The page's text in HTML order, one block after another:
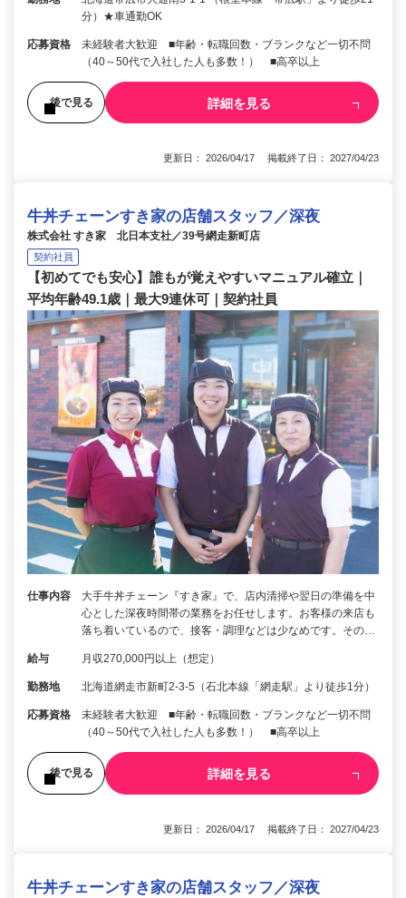
分）★車通勤OK
応募資格
未経験者大歓迎 ■年齢・転職回数・ブランクなど一切不問
（40～50代で入社した人も多数！） ■高卒以上
後で見る 詳細を見る
更新日： 2026/04/17 掲載終了日： 2027/04/23
牛丼チェーンすき家の店舗スタッフ／深夜
株式会社 すき家 北日本支社／39号網走新町店
契約社員
【初めてでも安心】誰もが覚えやすいマニュアル確立｜
平均年齢49.1歳｜最大9連休可｜契約社員
仕事内容
大手牛丼チェーン『すき家』で、店内清掃や翌日の準備を中
心とした深夜時間帯の業務をお任せします。お客様の来店も
落ち着いているので、接客・調理などは少なめです。その…
給与 月収270,000円以上（想定）
勤務地 北海道網走市新町2-3-5（石北本線「網走駅」より徒歩1分）
応募資格
未経験者大歓迎 ■年齢・転職回数・ブランクなど一切不問
（40～50代で入社した人も多数！） ■高卒以上
後で見る 詳細を見る
更新日： 2026/04/17 掲載終了日： 2027/04/23
牛丼チェーンすき家の店舗スタッフ／深夜